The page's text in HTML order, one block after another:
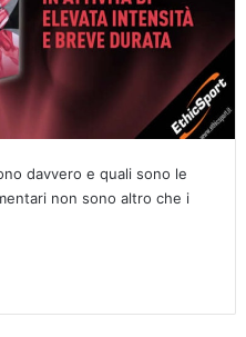
davvero e quali sono le
non sono altro che i